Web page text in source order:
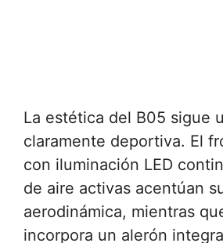
La estética del B05 sigue
claramente deportiva. El
con iluminación LED
de aire activas acentúan
aerodinámica, mientras
incorpora un alerón